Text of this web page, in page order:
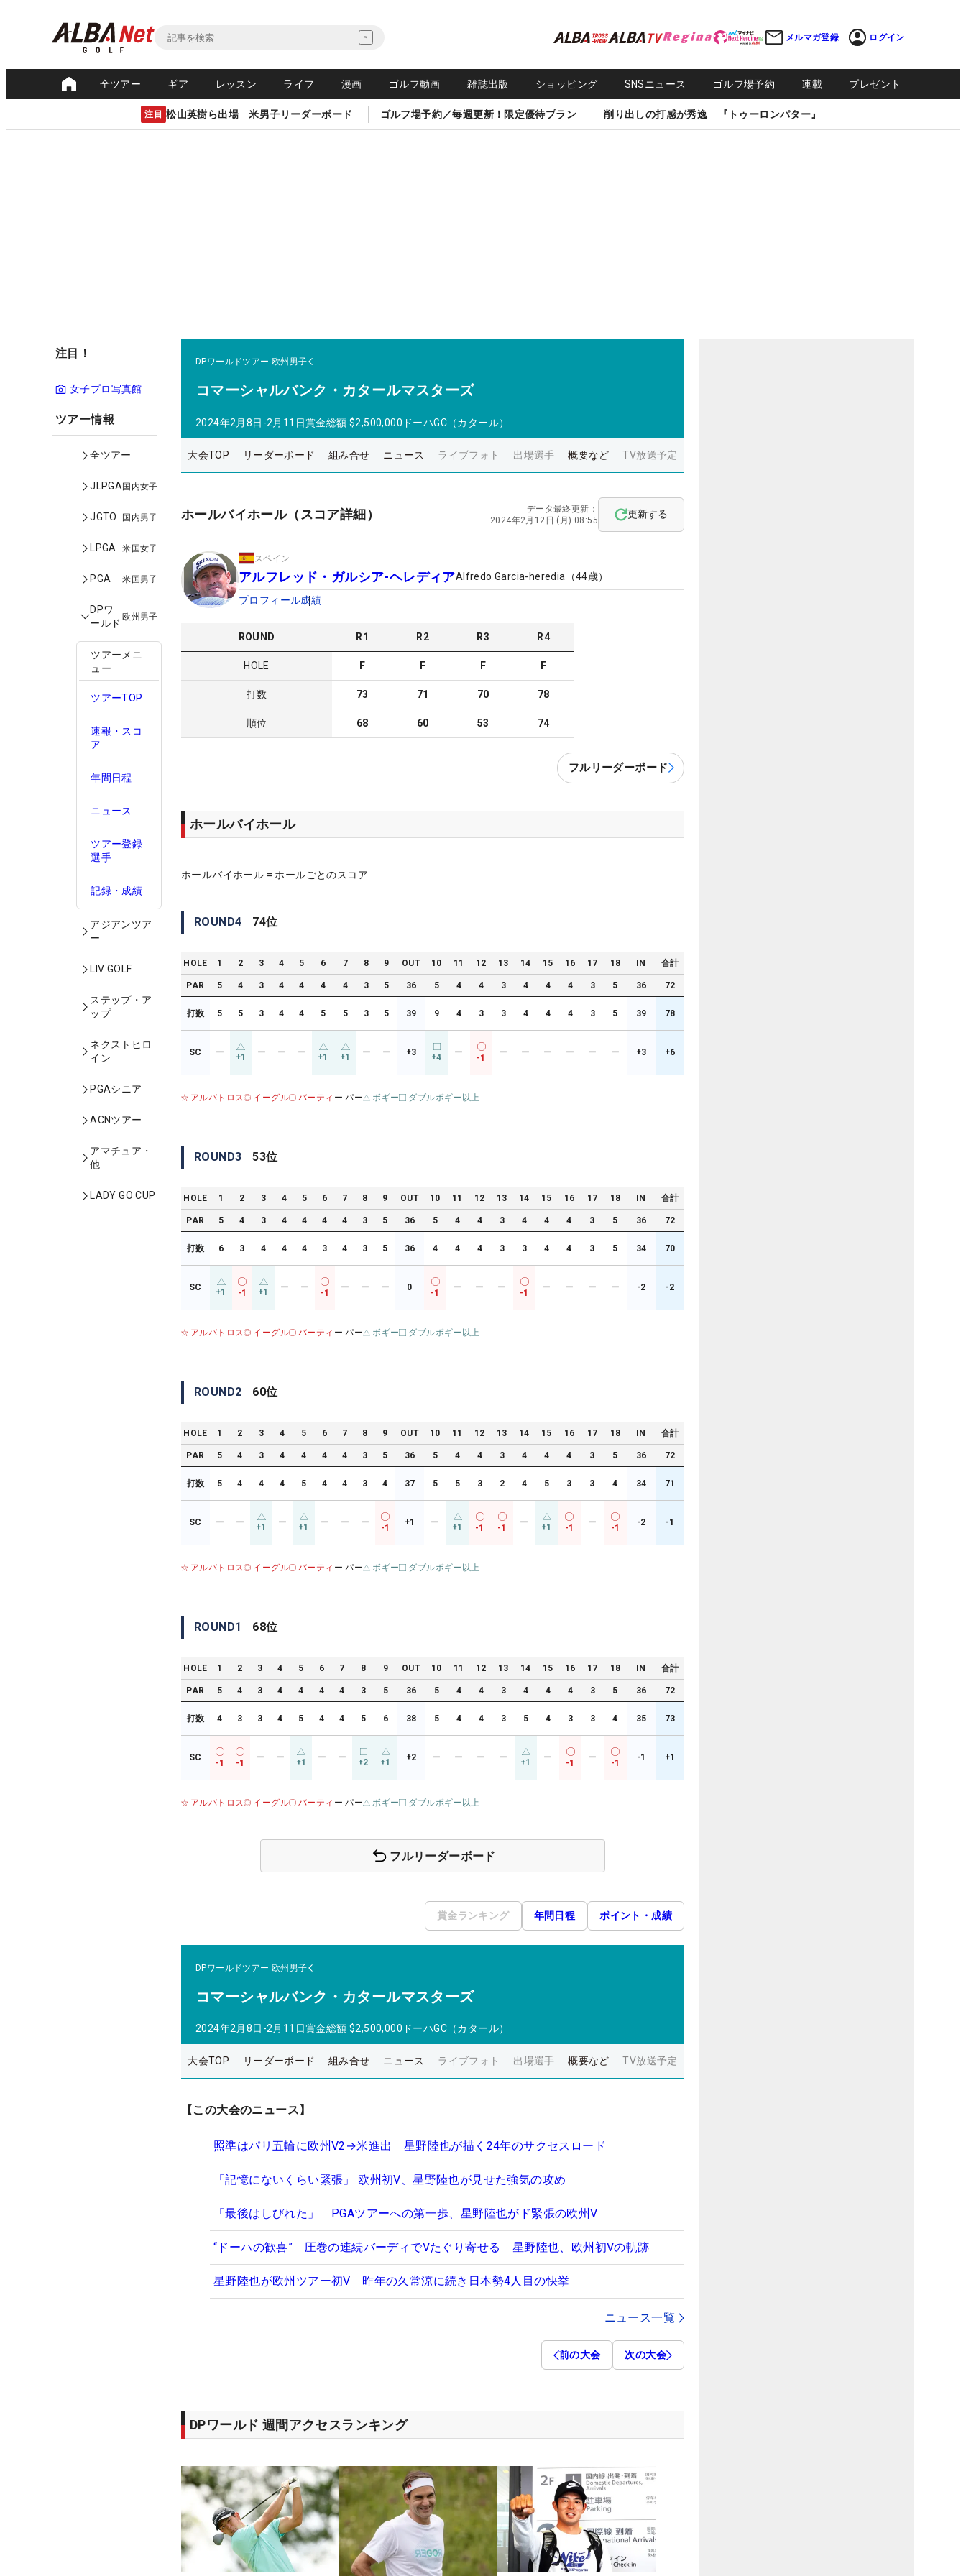
メルマガ登録 ログイン
全ツアー ギア レッスン ライフ 漫画 ゴルフ動画 雑誌出版 ショッピング SNSニュース ゴルフ場予約 連載 プレゼント
注目 松山英樹ら出場 米男子リーダーボード ゴルフ場予約／毎週更新！限定優待プラン 削り出しの打感が秀逸 『トゥーロンパター』
注目！
女子プロ写真館
ツアー情報
全ツアー
JLPGA国内女子
JGTO 国内男子
LPGA 米国女子
PGA 米国男子
DPワ
ールド
欧州男子
ツアーメニ
ュー
ツアーTOP
速報・スコ
ア
年間日程
ニュース
ツアー登録
選手
記録・成績
アジアンツア
ー
LIV GOLF
ステップ・ア
ップ
ネクストヒロ
イン
PGAシニア
ACNツアー
アマチュア・
他
LADY GO CUP
DPワールドツアー 欧州男子
コマーシャルバンク・カタールマスターズ
2024年2月8日-2月11日賞金総額 $2,500,000 ドーハGC（カタール）
大会TOP リーダーボード 組み合せ ニュース ライブフォト 出場選手 概要など TV放送予定
ホールバイホール（スコア詳細）
データ最終更新：
2024年2月12日 (月) 08:55
更新する
スペイン
アルフレッド・ガルシア-ヘレディアAlfredo Garcia-heredia （44歳）
プロフィール成績
ROUND R1 R2 R3 R4
HOLE F F F F
打数 73 71 70 78
順位 68 60 53 74
フルリーダーボード
ホールバイホール
ホールバイホール = ホールごとのスコア
ROUND4 74位
HOLE 1 2 3 4 5 6 7 8 9 OUT 10 11 12 13 14 15 16 17 18 IN 合計
PAR 5 4 3 4 4 4 4 3 5 36 5 4 4 3 4 4 4 3 5 36 72
打数 5 5 3 4 4 5 5 3 5 39 9 4 3 3 4 4 4 3 5 39 78
SC ー +1 ー ー ー +1 +1 ー ー +3 +4 ー
-1
ー ー ー ー ー ー +3 +6
アルバトロス イーグル バーティ ー パー ボギー ダブルボギー以上
ROUND3 53位
HOLE 1 2 3 4 5 6 7 8 9 OUT 10 11 12 13 14 15 16 17 18 IN 合計
PAR 5 4 3 4 4 4 4 3 5 36 5 4 4 3 4 4 4 3 5 36 72
打数 6 3 4 4 4 3 4 3 5 36 4 4 4 3 3 4 4 3 5 34 70
SC +1 -1 +1 ー ー
-1
ー ー ー 0
-1
ー ー ー
-1
ー ー ー ー -2 -2
アルバトロス イーグル バーティ ー パー ボギー ダブルボギー以上
ROUND2 60位
HOLE 1 2 3 4 5 6 7 8 9 OUT 10 11 12 13 14 15 16 17 18 IN 合計
PAR 5 4 3 4 4 4 4 3 5 36 5 4 4 3 4 4 4 3 5 36 72
打数 5 4 4 4 5 4 4 3 4 37 5 5 3 2 4 5 3 3 4 34 71
SC ー ー +1 ー +1 ー ー ー
-1
+1 ー +1 -1 -1
ー +1 -1
ー
-1
-2 -1
アルバトロス イーグル バーティ ー パー ボギー ダブルボギー以上
ROUND1 68位
HOLE 1 2 3 4 5 6 7 8 9 OUT 10 11 12 13 14 15 16 17 18 IN 合計
PAR 5 4 3 4 4 4 4 3 5 36 5 4 4 3 4 4 4 3 5 36 72
打数 4 3 3 4 5 4 4 5 6 38 5 4 4 3 5 4 3 3 4 35 73
SC
-1 -1
ー ー +1 ー ー +2 +1 +2 ー ー ー ー +1 ー
-1
ー
-1
-1 +1
アルバトロス イーグル バーティ ー パー ボギー ダブルボギー以上
フルリーダーボード
賞金ランキング 年間日程 ポイント・成績
DPワールドツアー 欧州男子
コマーシャルバンク・カタールマスターズ
2024年2月8日-2月11日賞金総額 $2,500,000 ドーハGC（カタール）
大会TOP リーダーボード 組み合せ ニュース ライブフォト 出場選手 概要など TV放送予定
【この大会のニュース】
照準はパリ五輪に欧州V2→米進出 星野陸也が描く24年のサクセスロード
「記憶にないくらい緊張」 欧州初V、星野陸也が見せた強気の攻め
「最後はしびれた」 PGAツアーへの第一歩、星野陸也がド緊張の欧州V
“ドーハの歓喜” 圧巻の連続バーディでVたぐり寄せる 星野陸也、欧州初Vの軌跡
星野陸也が欧州ツアー初V 昨年の久常涼に続き日本勢4人目の快挙
ニュース一覧
前の大会 次の大会
DPワールド 週間アクセスランキング